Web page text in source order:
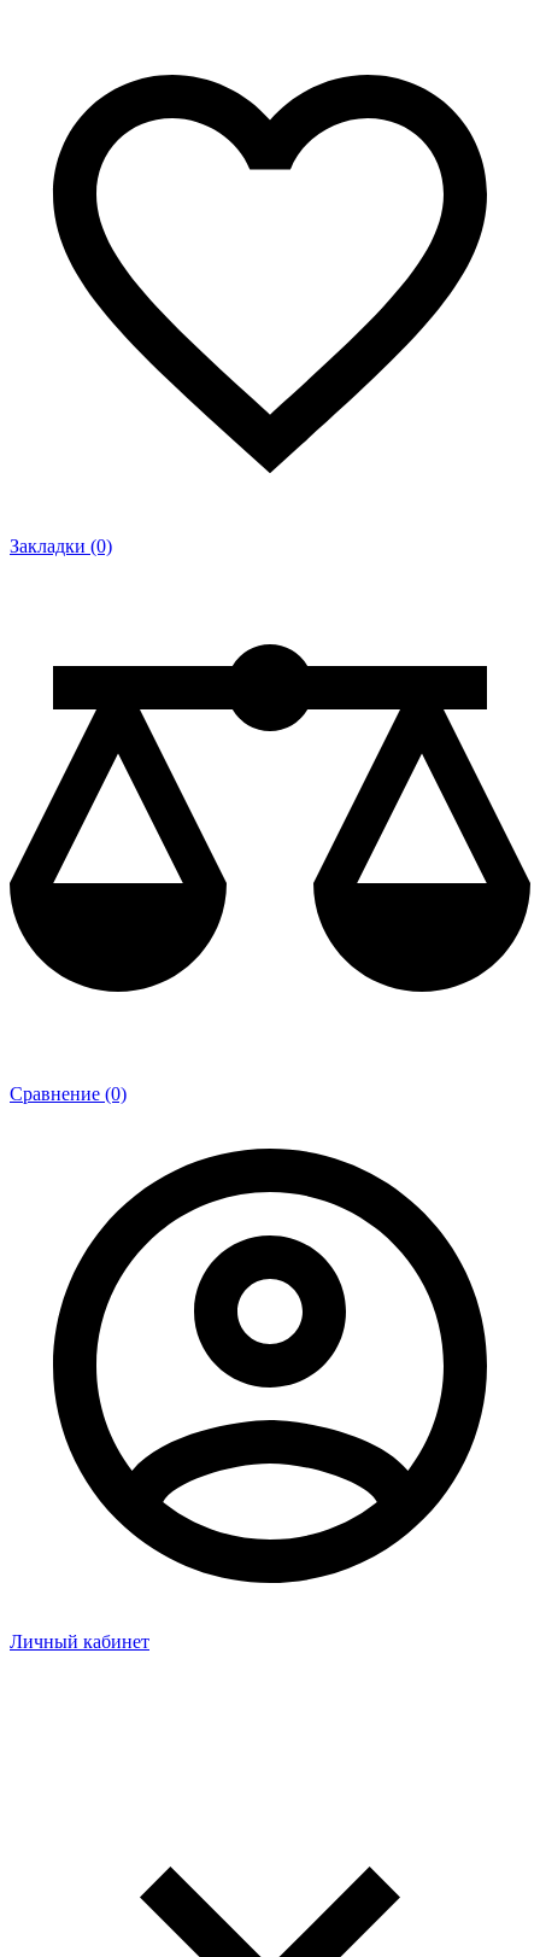
Закладки (0)
Сравнение (0)
Личный кабинет